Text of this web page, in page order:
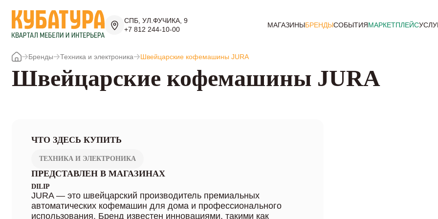
СПБ, УЛ.ФУЧИКА, 9
+7 812 244-10-00
МАГАЗИНЫБРЕНДЫСОБЫТИЯМАРКЕТПЛЕЙС
Бренды Техника и электроника Швейцарские кофемашины JURA
Швейцарские кофемашины JURA
ЧТО ЗДЕСЬ КУПИТЬ
ТЕХНИКА И ЭЛЕКТРОНИКА
ПРЕДСТАВЛЕН В МАГАЗИНАХ
DILIP
JURA — это швейцарский производитель премиальных
автоматических кофемашин для дома и профессионального
использования. Бренд известен инновациями, такими как